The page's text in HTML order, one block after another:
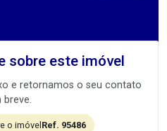
sobre este imóvel
e retornamos o seu contato
breve.
o imóvel Ref. 95486